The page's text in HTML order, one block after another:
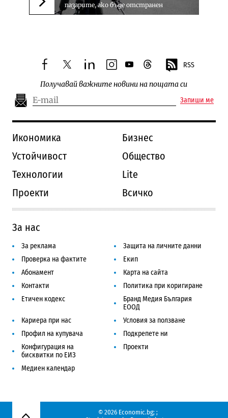
Следваща новина
пазарите, ако бъде отстранен
facebooktwitterlinkedininstagram
youtubethreads RSS
Получавай важните новини на пощата си
Запиши ме
Икономика
Бизнес
Устойчивост
Общество
Технологии
Lite
Проекти
Всичко
За нас
За реклама
Защита на личните данни
Проверка на фактите
Екип
Абонамент
Карта на сайта
Контакти
Политика при коригиране
Етичен кодекс
Бранд Медия България
ЕООД
Кариера при нас
Условия за ползване
Профил на купувача
Подкрепете ни
Конфигурация на
бисквитки по ЕИЗ
Проекти
Медиен календар
© 2026 Economic.bg; ;